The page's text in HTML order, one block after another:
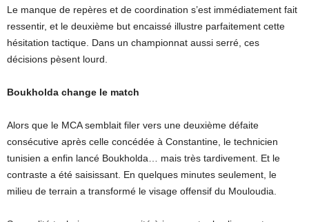
Le manque de repères et de coordination s’est immédiatement fait
ressentir, et le deuxième but encaissé illustre parfaitement cette
hésitation tactique. Dans un championnat aussi serré, ces
décisions pèsent lourd.
Boukholda change le match
Alors que le MCA semblait filer vers une deuxième défaite
consécutive après celle concédée à Constantine, le technicien
tunisien a enfin lancé Boukholda… mais très tardivement. Et le
contraste a été saisissant. En quelques minutes seulement, le
milieu de terrain a transformé le visage offensif du Mouloudia.